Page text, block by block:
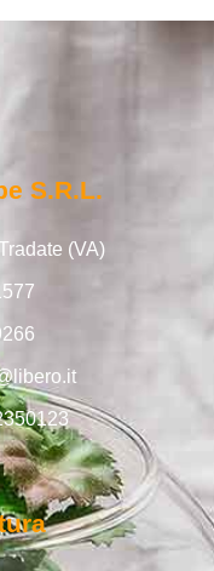
S.r.l.
(VA)